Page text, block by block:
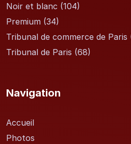
Noir et blanc (104)
Premium (34)
Tribunal de commerce de Paris
Tribunal de Paris (68)
Navigation
Accueil
Photos